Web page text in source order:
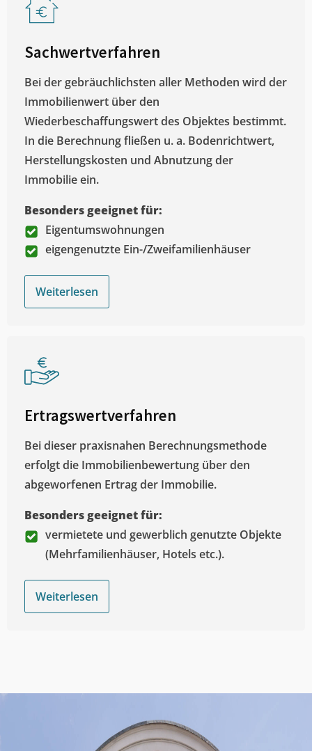
Sachwertverfahren
Bei der gebräuchlichsten aller Methoden wird der
Immobilienwert über den
Wiederbeschaffungswert des Objektes bestimmt.
In die Berechnung fließen u. a. Bodenrichtwert,
Herstellungskosten und Abnutzung der
Immobilie ein.
Besonders geeignet für:
Eigentumswohnungen
eigengenutzte Ein-/Zweifamilienhäuser
Weiterlesen
Ertragswertverfahren
Bei dieser praxisnahen Berechnungsmethode
erfolgt die Immobilienbewertung über den
abgeworfenen Ertrag der Immobilie.
Besonders geeignet für:
vermietete und gewerblich genutzte Objekte
(Mehrfamilienhäuser, Hotels etc.).
Weiterlesen